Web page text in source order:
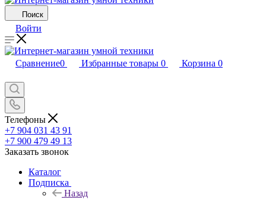
Поиск
Войти
Сравнение0 Избранные товары 0 Корзина 0
Телефоны
+7 904 031 43 91
+7 900 479 49 13
Заказать звонок
Каталог
Подписка
Назад